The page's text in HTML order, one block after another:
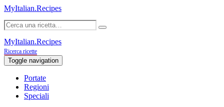
MyItalian.Recipes
MyItalian.Recipes
Ricerca ricette
Toggle navigation
Portate
Regioni
Speciali